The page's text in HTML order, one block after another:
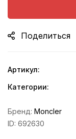
Поделиться
Артикул:
Категории:
Бренд: Moncler
ID: 692630